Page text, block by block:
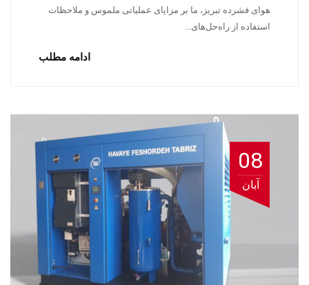
هوای فشرده تبریز، ما بر مزایای عملیاتی ملموس و ملاحظات
استفاده از راه‌حل‌های…
ادامه مطلب
08
آبان